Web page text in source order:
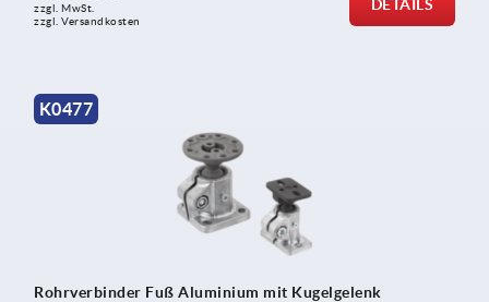
zzgl. MwSt.
zzgl. Versandkosten
DETAILS
K0477
Rohrverbinder Fuß Aluminium mit Kugelgelenk